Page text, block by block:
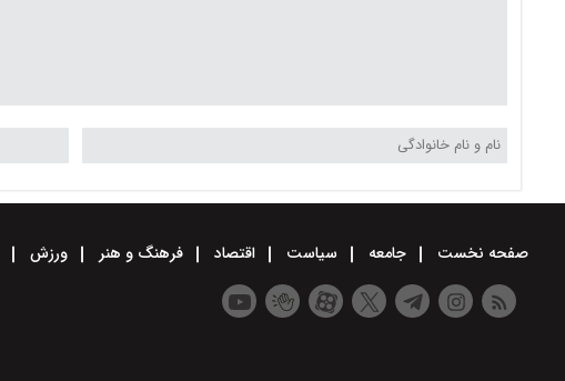
صفحه نخست جامعه سیاست اقتصاد فرهنگ و هنر ورزش